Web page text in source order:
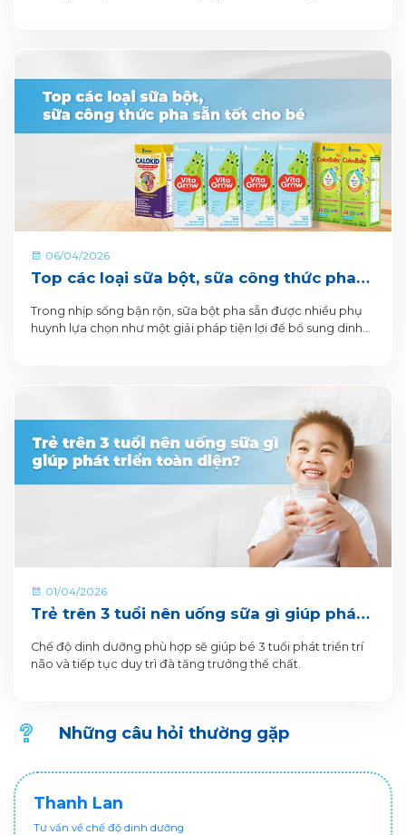
06/04/2026
Top các loại sữa bột, sữa công thức pha
Trong nhịp sống bận rộn, sữa bột pha sẵn được nhiều phụ
huynh lựa chọn như một giải pháp tiện lợi để bổ sung dinh
01/04/2026
Trẻ trên 3 tuổi nên uống sữa gì giúp phát
Chế độ dinh dưỡng phù hợp sẽ giúp bé 3 tuổi phát triển trí
não và tiếp tục duy trì đà tăng trưởng thể chất.
Những câu hỏi thường gặp
Thanh Lan
Tư vấn về chế độ dinh dưỡng